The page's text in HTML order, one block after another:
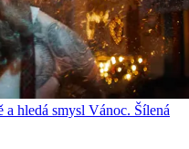
hledá smysl Vánoc. Šílená